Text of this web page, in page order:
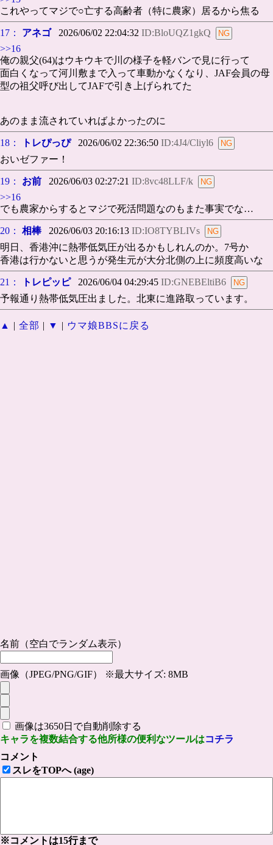
これやってマジで○亡する高齢者（特に農家）居るから焦る
17： アネゴ2026/06/02 22:04:32 ID:BloUQZ1gkQ
>>16
俺の親父(64)はウキウキで川の様子を軽バンで見に行って
面白くなって河川敷まで入って車動かなくなり、JAF会員の母
型の祖父呼び出してJAFで引き上げられてた
あのまま流されていればよかったのに
18： トレぴっぴ2026/06/02 22:36:50 ID:4J4/Cliyl6
おいゼファー！
19： お前 2026/06/03 02:27:21 ID:8vc48LLF/k
>>16
でも農家からするとマジで死活問題なのもまた事実でな…
20： 相棒2026/06/03 20:16:13 ID:IO8TYBLIVs
明日、香港沖に熱帯低気圧が出るかもしれんのか。7号か
香港は行かないと思うが発生元が大分北側の上に頻度高いな
21： トレピッピ2026/06/04 04:29:45 ID:GNEBEltiB6
予報通り熱帯低気圧出ました。北東に進路取っています。
▲ | 全部 | ▼ | ウマ娘BBSに戻る
名前（空白でランダム表示）
画像（JPEG/PNG/GIF） ※最大サイズ: 8MB
画像は3650日で自動削除する
キャラを複数結合する他所様の便利なツールはコチラ
コメント
スレをTOPへ (age)
※コメントは15行まで